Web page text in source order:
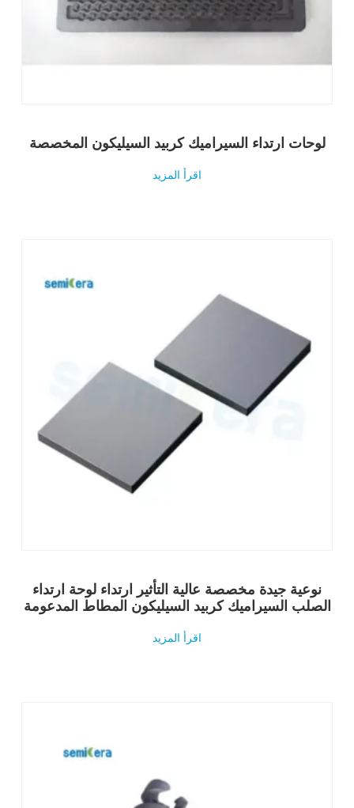
لوحات ارتداء السيراميك كربيد السيليكون المخصصة
اقرأ المزيد
نوعية جيدة مخصصة عالية التأثير ارتداء لوحة ارتداء
الصلب السيراميك كربيد السيليكون المطاط المدعومة
اقرأ المزيد